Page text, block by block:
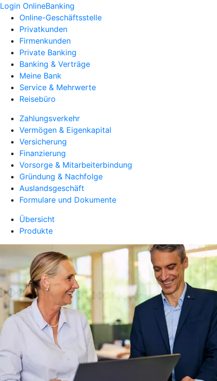
Login OnlineBanking
Online-Geschäftsstelle
Privatkunden
Firmenkunden
Private Banking
Banking & Verträge
Meine Bank
Service & Mehrwerte
Reisebüro
Zahlungsverkehr
Vermögen & Eigenkapital
Versicherung
Finanzierung
Vorsorge & Mitarbeiterbindung
Gründung & Nachfolge
Auslandsgeschäft
Formulare und Dokumente
Übersicht
Produkte